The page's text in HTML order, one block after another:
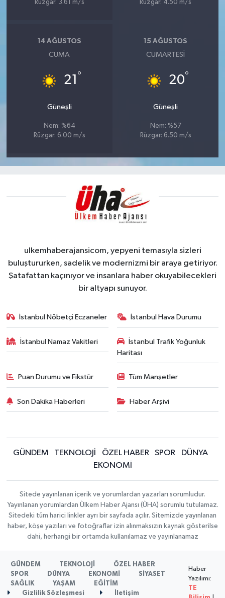
Rüzgar: 3.61 m/s
Rüzgar: 4.50 m/s
14 AĞUSTOS
CUMA
21 °
Güneşli
Nem: %64
Rüzgar: 6.00 m/s
15 AĞUSTOS
CUMARTESI
20°
Güneşli
Nem: %57
Rüzgar: 6.50 m/s
ulkemhaberajansicom, yepyeni temasıyla sizleri
buluştururken, sadelik ve modernizmi bir araya getiriyor.
Şatafattan kaçınıyor ve insanlara haber okuyabilecekleri
bir altyapı sunuyor.
İstanbul Nöbetçi Eczaneler İstanbul Hava Durumu
İstanbul Namaz Vakitleri
İstanbul Trafik Yoğunluk
Haritası
Puan Durumu ve Fikstür Tüm Manşetler
Son Dakika Haberleri Haber Arşivi
GÜNDEM TEKNOLOJİ ÖZEL HABER SPOR
DÜNYA
EKONOMİ
Sitede yayınlanan içerik ve yorumlardan yazarları sorumludur.
Yayınlanan yorumlardan Ülkem Haber Ajansı (ÜHA) sorumlu tutulamaz.
Sitedeki tüm harici linkler ayrı bir sayfada açılır. Sitemizde yayınlanan
haber, köşe yazıları ve fotoğraflar izin alınmaksızın kaynak gösterilse
dahi, herhangi bir ortamda kullanılamaz ve yayınlanamaz
GÜNDEM TEKNOLOJİ
ÖZEL HABER
SPOR
DÜNYA EKONOMİ
SİYASET
SAĞLIK
YAŞAM
EĞİTİM
Gizlilik Sözleşmesi
İletişim
Haber
Yazılımı:
TE